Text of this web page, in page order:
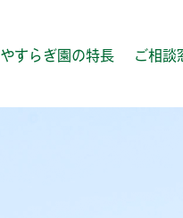
やすらぎ園の特長 ご相談